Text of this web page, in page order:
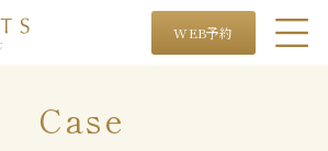
WEB予約
Case